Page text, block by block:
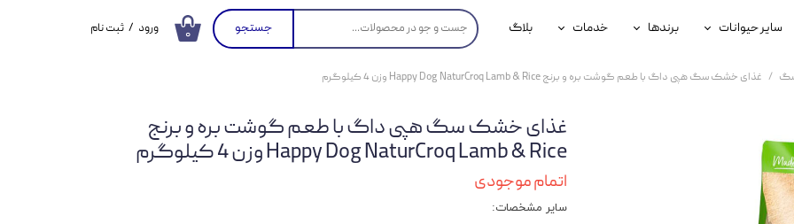
۰ جستجو
سگ
سایر حیوانات
محصولات پرندگان
محصولات آبزیان
برندها
جوسرا
خدمات
خدمات آنلاین دامپزشکی
بلاگ ورود / ثبت نام
سفارشات
خروج از حساب
غذای خشک سگ هپی داگ با طعم گوشت بره و برنج Happy Dog NaturCroq Lamb & Rice وزن 4 کیلوگرم
غذای خشک سگ هپی داگ با طعم گوشت بره و برنج
Happy Dog NaturCroq Lamb & Rice وزن 4 کیلوگرم
اتمام موجودی
سایر مشخصات: